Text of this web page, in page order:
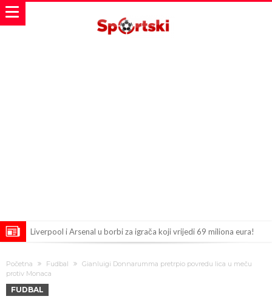
Liverpool i Arsenal u borbi za igrača koji vrijedi 69 miliona eura!
napokon poznat
Engleski reprezentativac optužen za napad u noćnom klubu
Suđenje o smrti Maradone: Noge su mu bile natečene, nije se htio
Početna Fudbal
Gianluigi Donnarumma pretrpio povredu lica u meču
protiv Monaca
FUDBAL